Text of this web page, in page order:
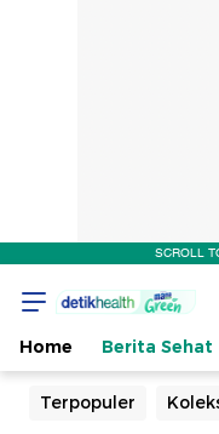
SCROLL
Home Berita Sehat
Terpopuler